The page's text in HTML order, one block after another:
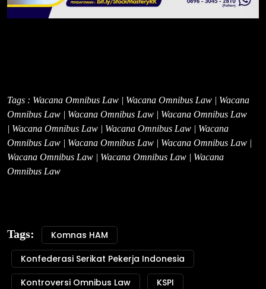
Tags : Wacana Omnibus Law | Wacana Omnibus Law | Wacana
Omnibus Law | Wacana Omnibus Law | Wacana Omnibus Law
| Wacana Omnibus Law | Wacana Omnibus Law | Wacana
Omnibus Law | Wacana Omnibus Law | Wacana Omnibus Law |
Wacana Omnibus Law | Wacana Omnibus Law | Wacana
Omnibus Law
Tags:
Komnas HAM
Konfederasi Serikat Pekerja Indonesia
Kontroversi Omnibus Law
KSPI